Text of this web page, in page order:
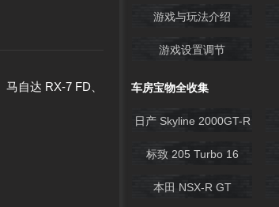
自达 RX-7 FD、
游戏与玩法介绍
游戏设置调节
车房宝物全收集
日产 Skyline 2000GT-R
标致 205 Turbo 16
本田 NSX-R GT